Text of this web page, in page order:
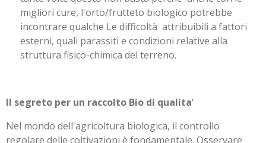
migliori cure, l'orto/frutteto biologico potrebbe
incontrare qualche Le difficoltà attribuibili a fattori
esterni, quali parassiti e condizioni relative alla
struttura fisico-chimica del terreno.
Il segreto per un raccolto Bio di qualita'
Nel mondo dell'agricoltura biologica, il controllo
regolare delle coltivazioni è fondamentale. Osservare